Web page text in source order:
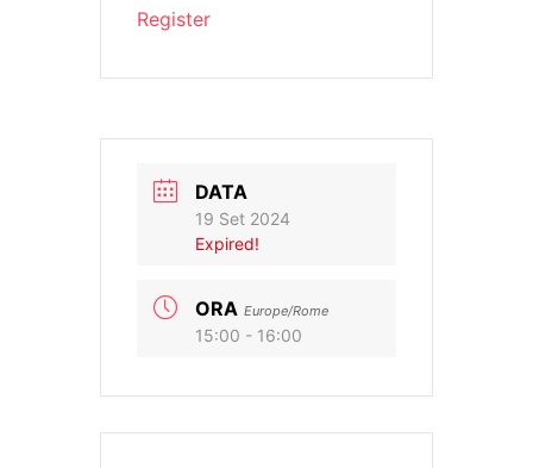
Register
DATA
19 Set 2024
Expired!
ORA Europe/Rome
15:00 - 16:00